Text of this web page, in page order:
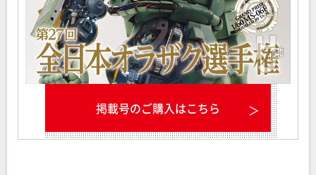
掲載号のご購入はこちら